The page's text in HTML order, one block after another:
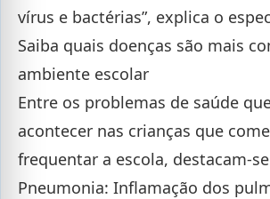
vírus e bactérias”, explica o
Saiba quais doenças são mais
ambiente escolar
Entre os problemas de saúde
acontecer nas crianças que
frequentar a escola, destacam-
Pneumonia: Inflamação dos